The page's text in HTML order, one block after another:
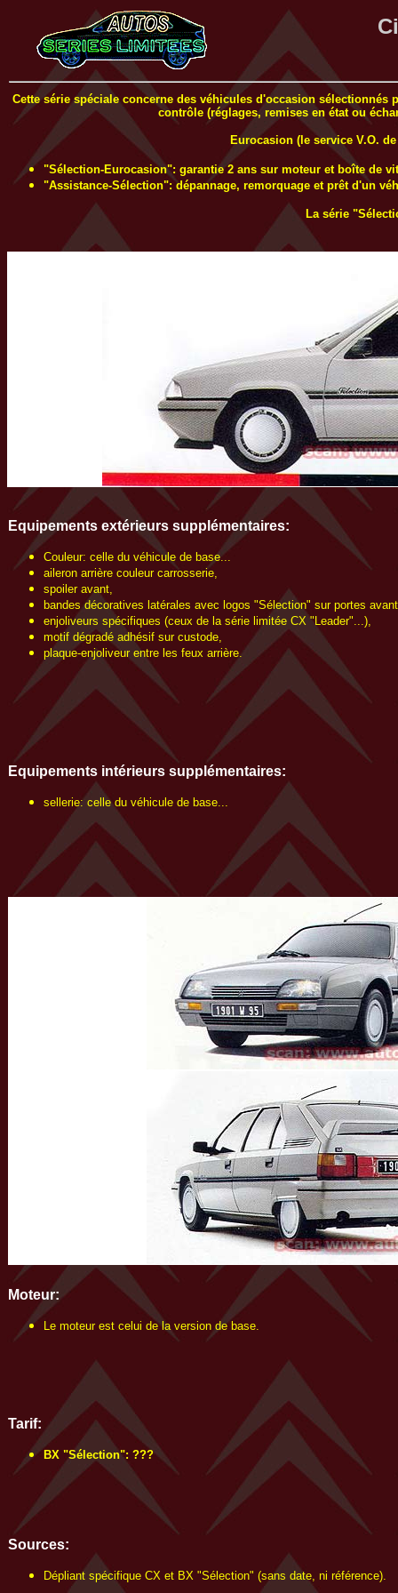
Cette série spéciale concerne des véhicules d'occasion
contrôle (réglages, remises en état ou
Eurocasion (le service V.O.
"Sélection-Eurocasion": garantie 2 ans sur moteur et boîte de
"Assistance-Sélection": dépannage, remorquage et prêt d'un
La série
Equipements extérieurs supplémentaires:
Couleur: celle du véhicule de base...
aileron arrière couleur carrosserie,
spoiler avant,
bandes décoratives latérales avec logos "Sélection" sur portes
enjoliveurs spécifiques (ceux de la série limitée CX "Leader"...),
motif dégradé adhésif sur custode,
plaque-enjoliveur entre les feux arrière.
Equipements intérieurs supplémentaires:
sellerie: celle du véhicule de base...
Moteur:
Le moteur est celui de la version de base.
Tarif:
BX "Sélection": ???
Sources:
Dépliant spécifique CX et BX "Sélection" (sans date, ni référence).